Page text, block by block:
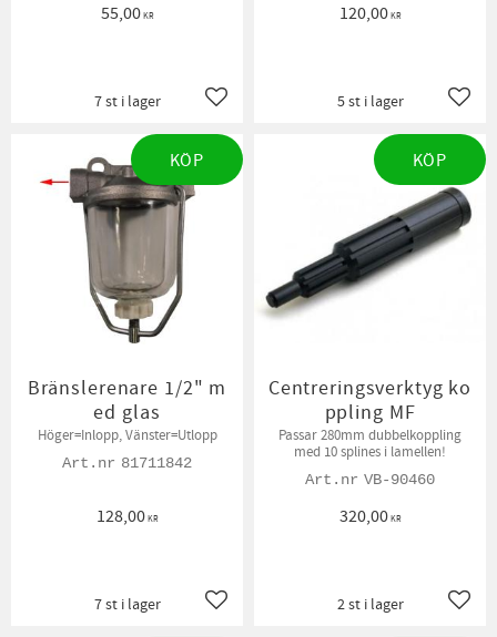
55,00KR
Lägg till i favoriter
7 st i lager
120,00KR
5 st i lager
Bränslerenare 1/2" m
ed glas
Höger=Inlopp, Vänster=Utlopp
81711842
128,00KR
Lägg till i favoriter
7 st i lager
KÖP
Centreringsverktyg ko
ppling MF
Passar 280mm dubbelkoppling
med 10 splines i lamellen!
VB-90460
320,00KR
2 st i lager
KÖP